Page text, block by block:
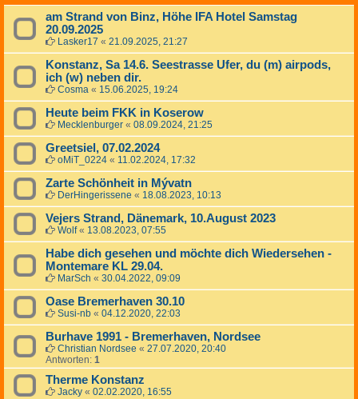
am Strand von Binz, Höhe IFA Hotel Samstag
20.09.2025
Lasker17 « 21.09.2025, 21:27
Konstanz, Sa 14.6. Seestrasse Ufer, du (m) airpods,
ich (w) neben dir.
Cosma « 15.06.2025, 19:24
Heute beim FKK in Koserow
Mecklenburger « 08.09.2024, 21:25
Greetsiel, 07.02.2024
oMiT_0224 « 11.02.2024, 17:32
Zarte Schönheit in Mývatn
DerHingerissene « 18.08.2023, 10:13
Vejers Strand, Dänemark, 10.August 2023
Wolf« 13.08.2023, 07:55
Habe dich gesehen und möchte dich Wiedersehen -
Montemare KL 29.04.
MarSch « 30.04.2022, 09:09
Oase Bremerhaven 30.10
Susi-nb « 04.12.2020, 22:03
Burhave 1991 - Bremerhaven, Nordsee
Christian Nordsee « 27.07.2020, 20:40
Antworten: 1
Therme Konstanz
Jacky « 02.02.2020, 16:55